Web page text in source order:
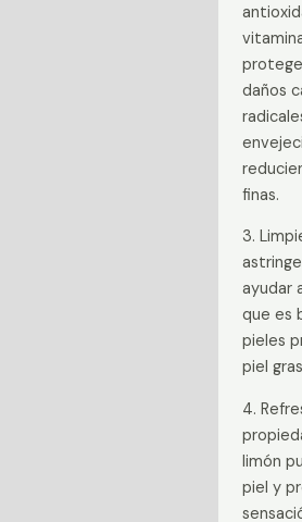
daños
finas.
3.
ayudar
que es
pieles
piel
4.
limón
piel y